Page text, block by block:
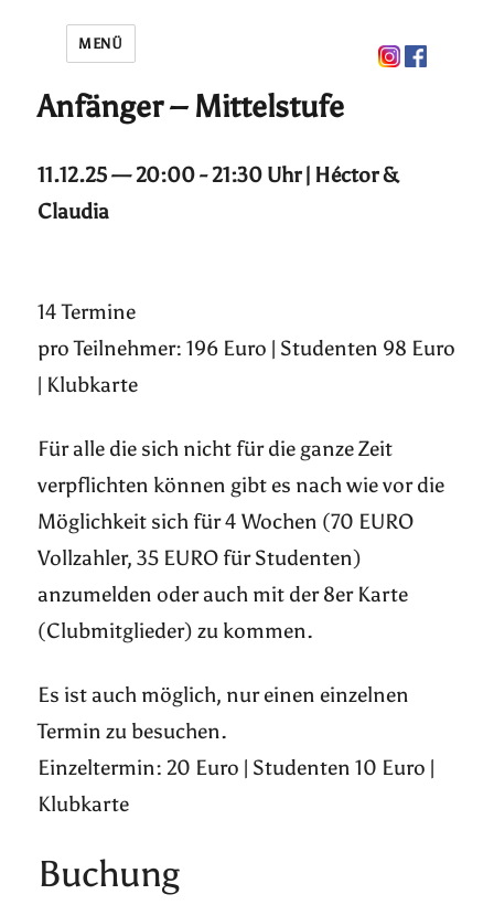
MENÜ
Anfänger – Mittelstufe
11.12.25 — 20:00 - 21:30 Uhr | Héctor &
Claudia
14 Termine
pro Teilnehmer: 196 Euro | Studenten 98 Euro
| Klubkarte
Für alle die sich nicht für die ganze Zeit
verpflichten können gibt es nach wie vor die
Möglichkeit sich für 4 Wochen (70 EURO
Vollzahler, 35 EURO für Studenten)
anzumelden oder auch mit der 8er Karte
(Clubmitglieder) zu kommen.
Es ist auch möglich, nur einen einzelnen
Termin zu besuchen.
Einzeltermin: 20 Euro | Studenten 10 Euro |
Klubkarte
Buchung